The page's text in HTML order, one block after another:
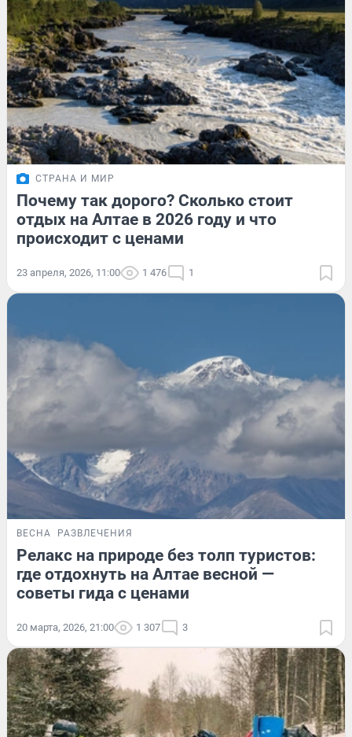
СТРАНА И МИР
Почему так дорого? Сколько стоит
отдых на Алтае в 2026 году и что
происходит с ценами
23 апреля, 2026, 11:00 1 476 1
ВЕСНА РАЗВЛЕЧЕНИЯ
Релакс на природе без толп туристов:
где отдохнуть на Алтае весной —
советы гида с ценами
20 марта, 2026, 21:00 1 307 3